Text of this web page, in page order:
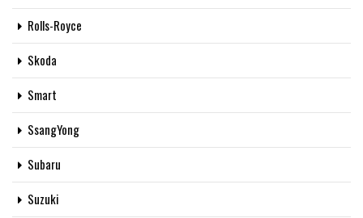
Rolls-Royce
Skoda
Smart
SsangYong
Subaru
Suzuki